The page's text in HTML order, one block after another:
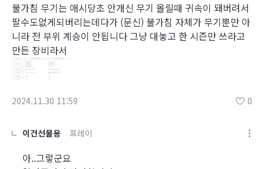
불가침 무기는 애시당초 안개신 무기 올릴때 귀속이 돼버려서
팔수도없게되버리는데다가 (문신) 불가침 자체가 무기뿐만 아
니라 전 부위 계승이 안됩니다 그냥 대놓고 한 시즌만 쓰라고
만든 장비라서
2024.11.30 11:59 0
이건선물용 프레이
아..그렇군요